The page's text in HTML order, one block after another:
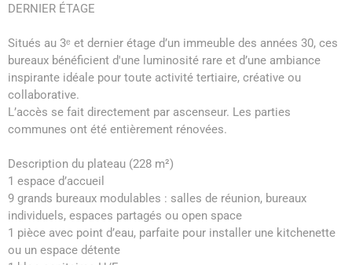
DERNIER ÉTAGE
Situés au 3ᵉ et dernier étage d’un immeuble des années 30, ces
bureaux bénéficient d'une luminosité rare et d’une ambiance
inspirante idéale pour toute activité tertiaire, créative ou
collaborative.
L’accès se fait directement par ascenseur. Les parties
communes ont été entièrement rénovées.
Description du plateau (228 m²)
1 espace d’accueil
9 grands bureaux modulables : salles de réunion, bureaux
individuels, espaces partagés ou open space
1 pièce avec point d’eau, parfaite pour installer une kitchenette
ou un espace détente